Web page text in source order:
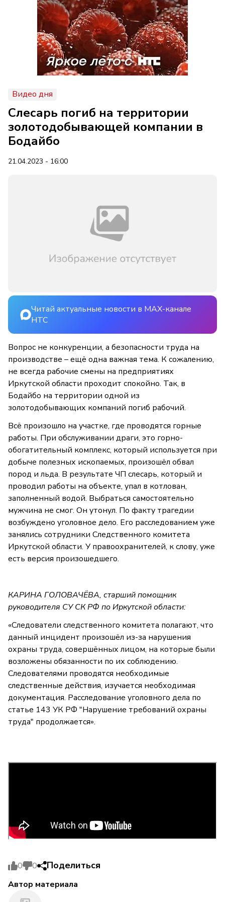
Видео дня
Слесарь погиб на территории
золотодобывающей компании в
Бодайбо
21.04.2023 - 16:00
Читай актуальные новости в MAX-канале
НТС
Вопрос не конкуренции, а безопасности труда на
производстве – ещё одна важная тема. К сожалению,
не всегда рабочие смены на предприятиях
Иркутской области проходит спокойно. Так, в
Бодайбо на территории одной из
золотодобывающих компаний погиб рабочий.
Всё произошло на участке, где проводятся горные
работы. При обслуживании драги, это горно-
обогатительный комплекс, который используется при
добыче полезных ископаемых, произошёл обвал
пород и льда. В результате ЧП слесарь, который и
проводил работы на объекте, упал в котлован,
заполненный водой. Выбраться самостоятельно
мужчина не смог. Он утонул. По факту трагедии
возбуждено уголовное дело. Его расследованием уже
занялись сотрудники Следственного комитета
Иркутской области. У правоохранителей, к слову, уже
есть версия произошедшего.
КАРИНА ГОЛОВАЧЁВА, старший помощник
руководителя СУ СК РФ по Иркутской области:
«Следователи следственного комитета полагают, что
данный инцидент произошёл из-за нарушения
охраны труда, совершённых лицом, на которые были
возложены обязанности по их соблюдению.
Следователями проводятся необходимые
следственные действия, изучается необходимая
документация. Расследование уголовного дела по
статье 143 УК РФ "Нарушение требований охраны
труда" продолжается».
0 0 Поделиться
Автор материала